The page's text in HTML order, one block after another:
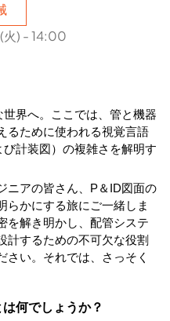
) - 14:00
界へ。ここでは、管と機器
るために使われる視覚言語
計装図）の複雑さを解明す
ニアの皆さん、P＆ID図面の
らかにする旅にご一緒しま
を解き明かし、配管システ
計するための不可欠な役割
さい。それでは、さっそく
何でしょうか？